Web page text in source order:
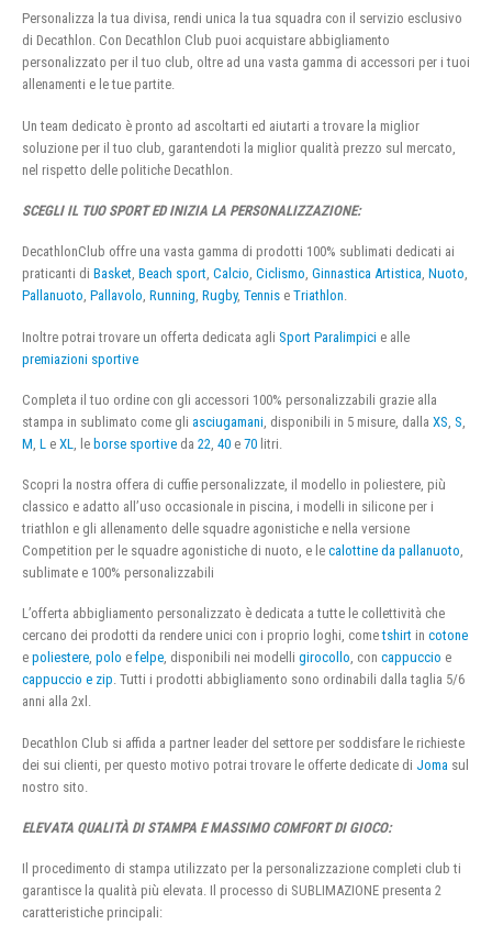
Personalizza la tua divisa, rendi unica la tua squadra con il servizio esclusivo
di Decathlon. Con Decathlon Club puoi acquistare abbigliamento
personalizzato per il tuo club, oltre ad una vasta gamma di accessori per i tuoi
allenamenti e le tue partite.
Un team dedicato è pronto ad ascoltarti ed aiutarti a trovare la miglior
soluzione per il tuo club, garantendoti la miglior qualità prezzo sul mercato,
nel rispetto delle politiche Decathlon.
SCEGLI IL TUO SPORT ED INIZIA LA PERSONALIZZAZIONE:
DecathlonClub offre una vasta gamma di prodotti 100% sublimati dedicati ai
praticanti di Basket, Beach sport, Calcio, Ciclismo, Ginnastica Artistica, Nuoto,
Pallanuoto, Pallavolo, Running, Rugby, Tennis e Triathlon.
Inoltre potrai trovare un offerta dedicata agli Sport Paralimpici e alle
premiazioni sportive
Completa il tuo ordine con gli accessori 100% personalizzabili grazie alla
stampa in sublimato come gli asciugamani , disponibili in 5 misure, dalla XS S
M L e XL , le borse sportive da 22 40 e 70 litri.
Scopri la nostra offera di cuffie personalizzate, il modello in poliestere, più
classico e adatto all’uso occasionale in piscina, i modelli in silicone per i
triathlon e gli allenamento delle squadre agonistiche e nella versione
Competition per le squadre agonistiche di nuoto, e le calottine da pallanuoto,
sublimate e 100% personalizzabili
L’offerta abbigliamento personalizzato è dedicata a tutte le collettività che
cercano dei prodotti da rendere unici con i proprio loghi, cometshirt in cotone
e poliestere, polo e felpe, disponibili nei modelli girocollo, con cappuccio e
cappuccio e zip. Tutti i prodotti abbigliamento sono ordinabili dalla taglia 5/6
anni alla 2xl.
Decathlon Club si affida a partner leader del settore per soddisfare le richieste
dei sui clienti, per questo motivo potrai trovare le offerte dedicate di Joma sul
nostro sito.
ELEVATA QUALITÀ DI STAMPA E MASSIMO COMFORT DI GIOCO:
Il procedimento di stampa utilizzato per la personalizzazione completi club ti
garantisce la qualità più elevata. Il processo di SUBLIMAZIONE presenta 2
caratteristiche principali: